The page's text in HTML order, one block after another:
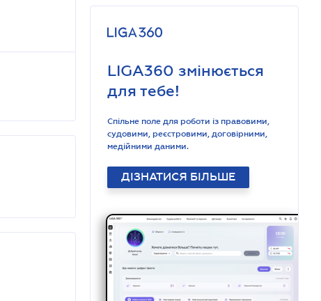
LIGA360 змінюється
для тебе!
Спільне поле для роботи із правовими,
судовими, реєстровими, договірними,
медійними даними.
ДІЗНАТИСЯ БІЛЬШЕ